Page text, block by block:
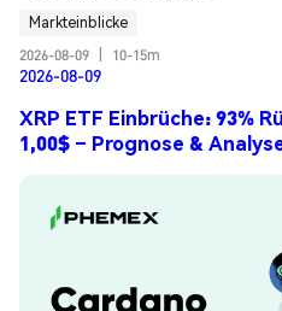
Markteinblicke
2026-08-09
10-15m
2026-08-09
XRP ETF Einbrüche: 93%
1,00$ – Prognose &